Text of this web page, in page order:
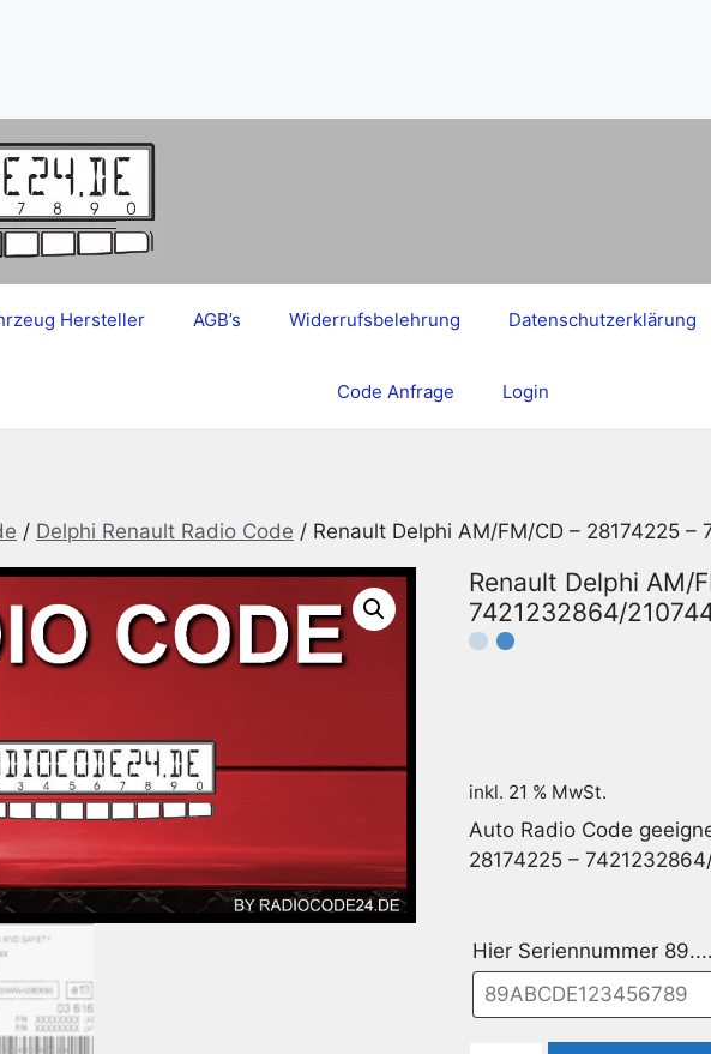
Hersteller AGB’s Widerrufsbelehrung Datenschutzerklärung
Code Anfrage Login
/ Delphi Renault Radio Code / Renault Delphi AM/FM/CD – 28174225
Renault Delphi AM/
7421232864/
inkl. 21 % MwSt.
Auto Radio Code
28174225 –
Hier Seriennummer